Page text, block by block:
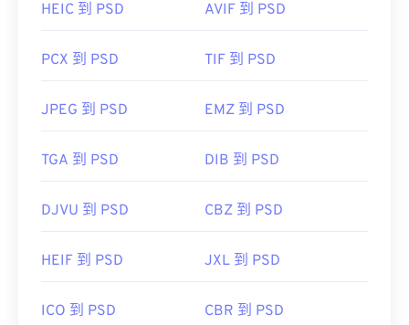
首次发布：1990年2月19日
有用的链接：
HEIC 到 PSD AVIF 到 PSD
PCX 到 PSD TIF 到 PSD
JPEG 到 PSD EMZ 到 PSD
TGA 到 PSD DIB 到 PSD
DJVU 到 PSD CBZ 到 PSD
HEIF 到 PSD JXL 到 PSD
ICO 到 PSD CBR 到 PSD